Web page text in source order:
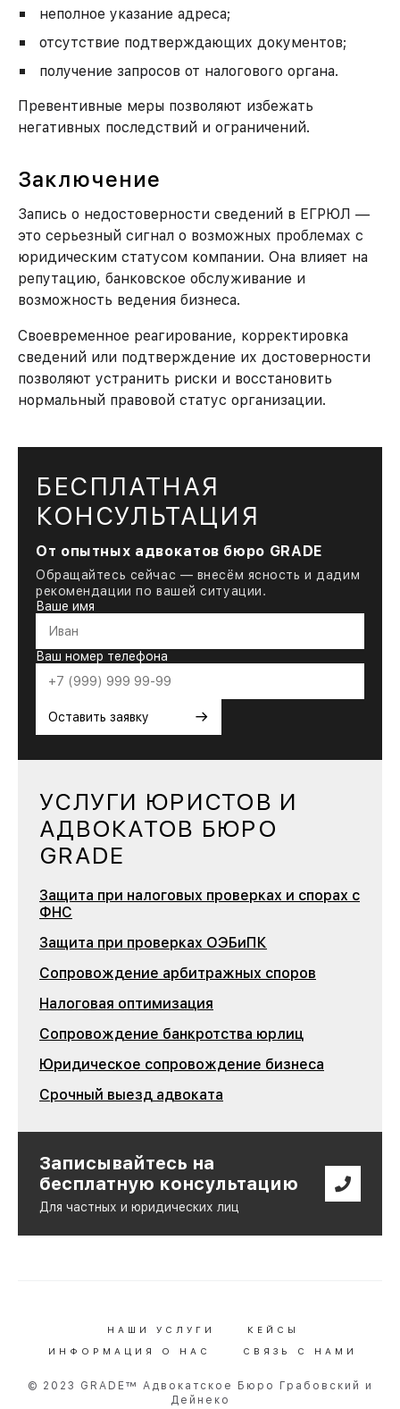
неполное указание адреса;
отсутствие подтверждающих документов;
получение запросов от налогового органа.
Превентивные меры позволяют избежать
негативных последствий и ограничений.
Заключение
Запись о недостоверности сведений в ЕГРЮЛ —
это серьезный сигнал о возможных проблемах с
юридическим статусом компании. Она влияет на
репутацию, банковское обслуживание и
возможность ведения бизнеса.
Своевременное реагирование, корректировка
сведений или подтверждение их достоверности
позволяют устранить риски и восстановить
нормальный правовой статус организации.
БЕСПЛАТНАЯ
КОНСУЛЬТАЦИЯ
От опытных адвокатов бюро GRADE
Обращайтесь сейчас — внесём ясность и дадим
рекомендации по вашей ситуации.
Ваше имя
Ваш номер телефона
Оставить заявку →
УСЛУГИ ЮРИСТОВ И
АДВОКАТОВ БЮРО
GRADE
Защита при налоговых проверках и спорах с
ФНС
Защита при проверках ОЭБиПК
Сопровождение арбитражных споров
Налоговая оптимизация
Сопровождение банкротства юрлиц
Юридическое сопровождение бизнеса
Срочный выезд адвоката
Записывайтесь на
бесплатную консультацию
Для частных и юридических лиц
НАШИ УСЛУГИ
КЕЙСЫ
ИНФОРМАЦИЯ О НАС
СВЯЗЬ С НАМИ
© 2023 GRADE™ Адвокатское Бюро Грабовский и
Дейнеко